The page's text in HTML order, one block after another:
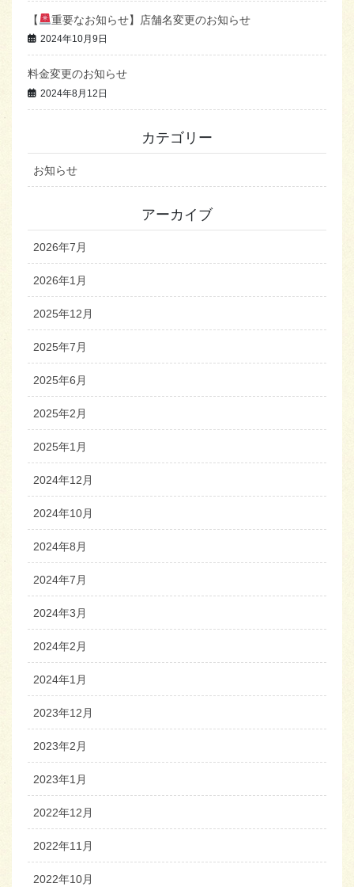
【 重要なお知らせ】店舗名変更のお知らせ
2024年10月9日
料金変更のお知らせ
2024年8月12日
カテゴリー
お知らせ
アーカイブ
2026年7月
2026年1月
2025年12月
2025年7月
2025年6月
2025年2月
2025年1月
2024年12月
2024年10月
2024年8月
2024年7月
2024年3月
2024年2月
2024年1月
2023年12月
2023年2月
2023年1月
2022年12月
2022年11月
2022年10月